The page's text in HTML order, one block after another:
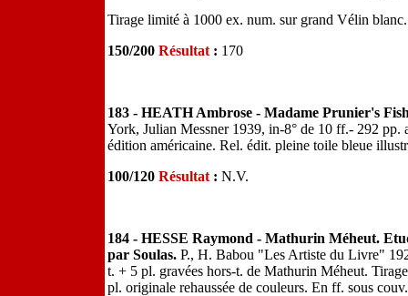
Tirage limité à 1000 ex. num. sur grand Vélin
150/200 Résultat : 170
183 - HEATH Ambrose - Madame Prunier's
York, Julian Messner 1939, in-8° de 10 ff.- 292
édition américaine. Rel. édit. pleine toile bleue
100/120 Résultat : N.V.
184 - HESSE Raymond - Mathurin Méheut.
par Soulas. P., H. Babou "Les Artiste du Livre"
t. + 5 pl. gravées hors-t. de Mathurin Méheut.
pl. originale rehaussée de couleurs. En ff. sous